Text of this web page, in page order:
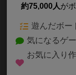
現実(リアル)に
約75,000人が
遊んだボー
気になるゲ
お気に入り